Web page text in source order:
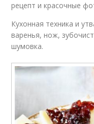
рецепт и красочные
Кухонная техника и
варенья, нож,
шумовка.